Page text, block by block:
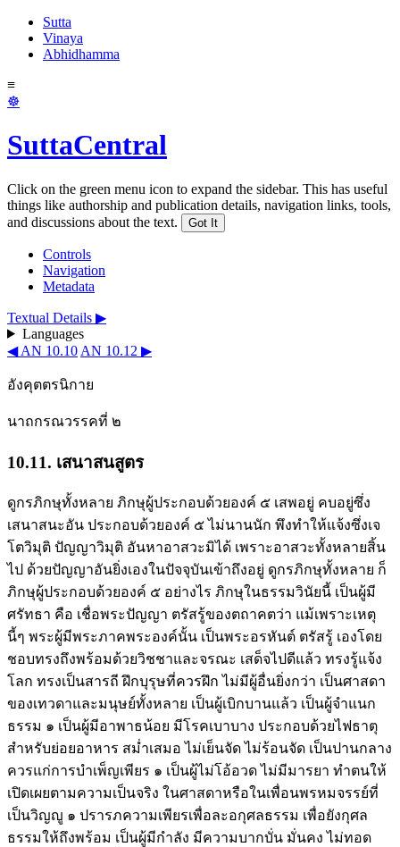
Sutta
Vinaya
Abhidhamma
≡
☸
SuttaCentral
Click on the green menu icon to expand the sidebar. This has useful
things like authorship and publication details, navigation links, tools,
and discussions about the text.
Got It
Controls
Navigation
Metadata
Textual Details ▶
Languages
◀ AN 10.10 AN 10.12 ▶
อังคุตตรนิกาย
นาถกรณวรรคที่ ๒
10.11. เสนาสนสูตร
ดูกรภิกษุทั้งหลาย ภิกษุผู้ประกอบด้วยองค์ ๕ เสพอยู่ คบอยู่ซึ่ง
เสนาสนะอัน ประกอบด้วยองค์ ๕ ไม่นานนัก พึงทำให้แจ้งซึ่งเจ
โตวิมุติ ปัญญาวิมุติ อันหาอาสวะมิได้ เพราะอาสวะทั้งหลายสิ้น
ไป ด้วยปัญญาอันยิ่งเองในปัจจุบันเข้าถึงอยู่ ดูกรภิกษุทั้งหลาย ก็
ภิกษุผู้ประกอบด้วยองค์ ๕ อย่างไร ภิกษุในธรรมวินัยนี้ เป็นผู้มี
ศรัทธา คือ เชื่อพระปัญญา ตรัสรู้ของตถาคตว่า แม้เพราะเหตุ
นี้ๆ พระผู้มีพระภาคพระองค์นั้น เป็นพระอรหันต์ ตรัสรู้ เองโดย
ชอบทรงถึงพร้อมด้วยวิชชาและจรณะ เสด็จไปดีแล้ว ทรงรู้แจ้ง
โลก ทรงเป็นสารถี ฝึกบุรุษที่ควรฝึก ไม่มีผู้อื่นยิ่งกว่า เป็นศาสดา
ของเทวดาและมนุษย์ทั้งหลาย เป็นผู้เบิกบานแล้ว เป็นผู้จำแนก
ธรรม ๑ เป็นผู้มีอาพาธน้อย มีโรคเบาบาง ประกอบด้วยไฟธาตุ
สำหรับย่อยอาหาร สม่ำเสมอ ไม่เย็นจัด ไม่ร้อนจัด เป็นปานกลาง
ควรแก่การบำเพ็ญเพียร ๑ เป็นผู้ไม่โอ้อวด ไม่มีมารยา ทำตนให้
เปิดเผยตามความเป็นจริง ในศาสดาหรือในเพื่อนพรหมจรรย์ที่
เป็นวิญญู ๑ ปรารภความเพียรเพื่อละอกุศลธรรม เพื่อยังกุศล
ธรรมให้ถึงพร้อม เป็นผู้มีกำลัง มีความบากบั่น มั่นคง ไม่ทอด